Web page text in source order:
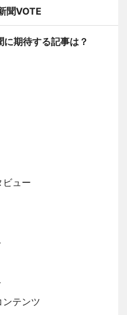
聞VOTE
に期待する記事は？
ビュー
テンツ